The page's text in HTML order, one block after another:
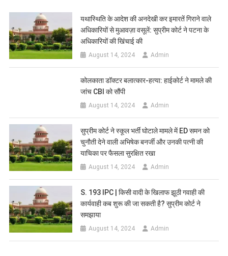
यथास्थिति के आदेश की अनदेखी कर इमारतें गिराने वाले
अधिकारियों से मुआवज़ा वसूलें: सुप्रीम कोर्ट ने पटना के
अधिकारियों की खिंचाई की
August 14, 2024 Admin
कोलकाता डॉक्टर बलात्कार-हत्या: हाईकोर्ट ने मामले की
जांच CBI को सौंपी
August 14, 2024 Admin
सुप्रीम कोर्ट ने स्कूल भर्ती घोटाले मामले में ED समन को
चुनौती देने वाली अभिषेक बनर्जी और उनकी पत्नी की
याचिका पर फैसला सुरक्षित रखा
August 14, 2024 Admin
S. 193 IPC | किसी वादी के खिलाफ झूठी गवाही की
कार्यवाही कब शुरू की जा सकती है? सुप्रीम कोर्ट ने
समझाया
August 14, 2024 Admin